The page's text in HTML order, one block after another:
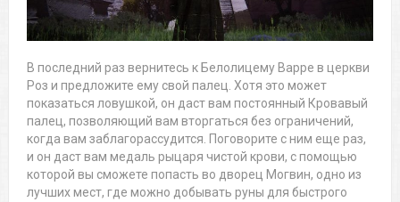
В последний раз вернитесь к Белолицему Варре в церкви
Роз и предложите ему свой палец. Хотя это может
показаться ловушкой, он даст вам постоянный Кровавый
палец, позволяющий вам вторгаться без ограничений,
когда вам заблагорассудится. Поговорите с ним еще раз,
и он даст вам медаль рыцаря чистой крови, с помощью
которой вы сможете попасть во дворец Могвин, одно из
лучших мест, где можно добывать руны для быстрого